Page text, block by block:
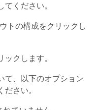
ください。
トの構成をクリックし
ックします。
て、以下のオプション
さい。